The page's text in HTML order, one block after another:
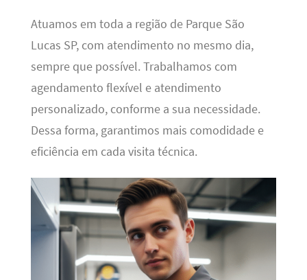
Atuamos em toda a região de Parque São
Lucas SP, com atendimento no mesmo dia,
sempre que possível. Trabalhamos com
agendamento flexível e atendimento
personalizado, conforme a sua necessidade.
Dessa forma, garantimos mais comodidade e
eficiência em cada visita técnica.